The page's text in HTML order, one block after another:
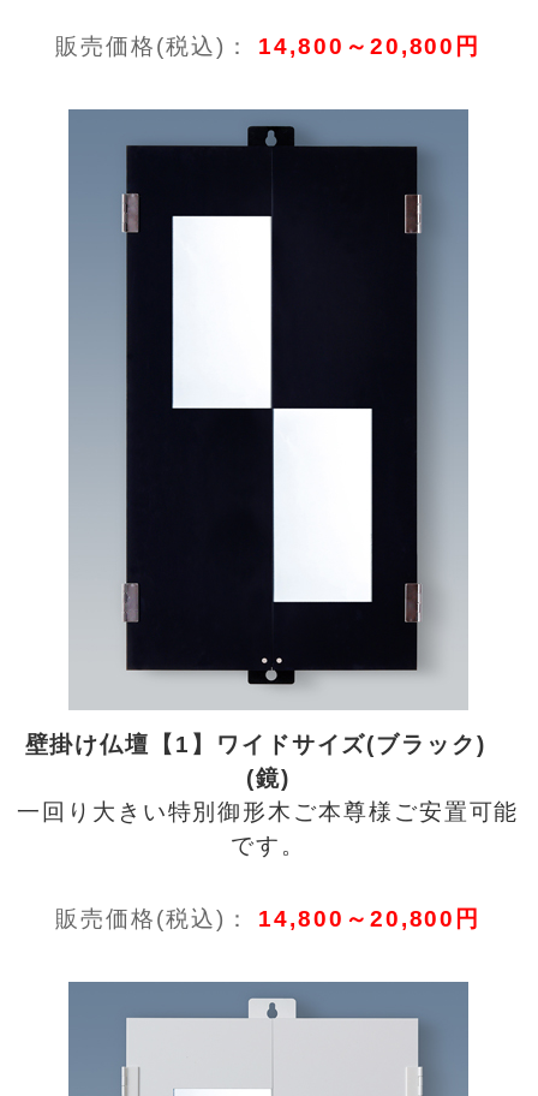
販売価格(税込)： 14,800～20,800円
壁掛け仏壇【1】ワイドサイズ(ブラック)
(鏡)
一回り大きい特別御形木ご本尊様ご安置可能
です。
販売価格(税込)： 14,800～20,800円